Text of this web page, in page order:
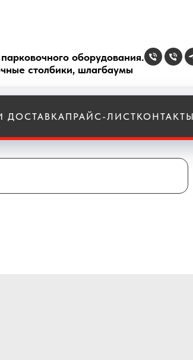
оборудования.
столбики, шлагбаумы
ДОСТАВКАПРАЙС-ЛИСТКОНТАКТЫ